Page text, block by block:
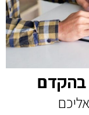
בהקדם